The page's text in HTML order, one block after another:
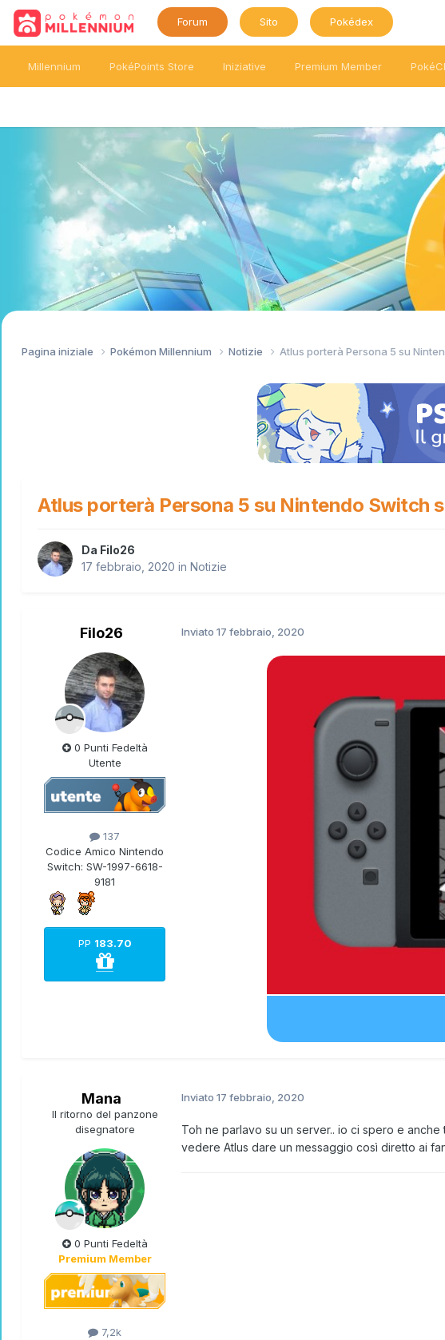
Forum Sito Pokédex
Millennium PokéPoints Store Iniziative Premium Member
Pagina iniziale Pokémon Millennium Notizie Atlus porterà Persona 5 su
Atlus porterà Persona 5 su Nintendo Switch
Da Filo26
17 febbraio, 2020 in Notizie
Filo26
0 Punti Fedeltà
Utente
137
Codice Amico Nintendo
Switch: SW-1997-6618-
9181
PP 183.70
Inviato 17 febbraio, 2020
Mana
Il ritorno del panzone
disegnatore
0 Punti Fedeltà
Premium Member
7,2k
Inviato 17 febbraio, 2020
Toh ne parlavo su un server.. io ci spero e
vedere Atlus dare un messaggio così diretto ai